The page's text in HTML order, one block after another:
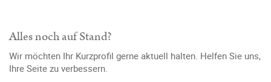
Alles noch auf Stand?
Wir möchten Ihr Kurzprofil gerne aktuell halten. Helfen Sie uns,
Ihre Seite zu verbessern.